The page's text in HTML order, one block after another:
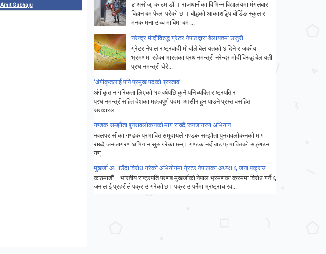
Amit Gubhaju
४ असोज, काठमाडौं । राजधानीका विभिन्न विद्यालयमा मंगलबार
विहान बम फेला परेको छ । बौद्धको आकाशद्धिप बोर्डिङ स्कुल र
मनकामना उच्च माबिमा बम ...
नरेन्द्र मोदीविरुद्ध ग्रेटर नेपालद्वारा बेलायतमा उजुरी
ग्रेटर नेपाल राष्ट्रवादी मोर्चाले बेलायतको ४ दिने राजकीय
भ्रमणमा रहेका भारतका प्रधानमन्त्री नरेन्द्र मोदीविरुद्ध बेलायती
प्रधानमन्त्री थेरे...
‘अंगीकृतलाई पनि प्रमुख पदको प्रस्ताव’
अंगीकृत नागरिकता लिएको १० वर्षपछि कुनै पनि व्यक्ति राष्ट्रपति र
प्रधानमन्त्रीसहित देशका महत्वपूर्ण पदमा आसीन हुन पाउने प्रस्तावसहित
सरकारल...
गण्डक सम्झौता पुनरावलोकनको माग राख्दै जनजागरण अभियान
नवलपरासीका गण्डक प्रभावित समुदायले गण्डक सम्झौता पुनरावलोकनको माग
राख्दै जनजागरण अभियान सुरु गरेका छन्। गण्डक नदीबाट प्रभावितको सङ्गठन
गण्...
मुखर्जी अाउँदा विरोध गरेको अभियोगमा गे्रटर नेपालका अध्यक्ष ६ जना पक्राउ
काठमाडौं— भारतीय राष्ट्रपति प्रणब मुखर्जीको नेपाल भ्रमणका क्रममा विरोध गर्ने ६
जनालाई प्रहरीले पक्राउ गरेको छ। पक्राउ पर्नेमा भ्रष्ट्राचारव...